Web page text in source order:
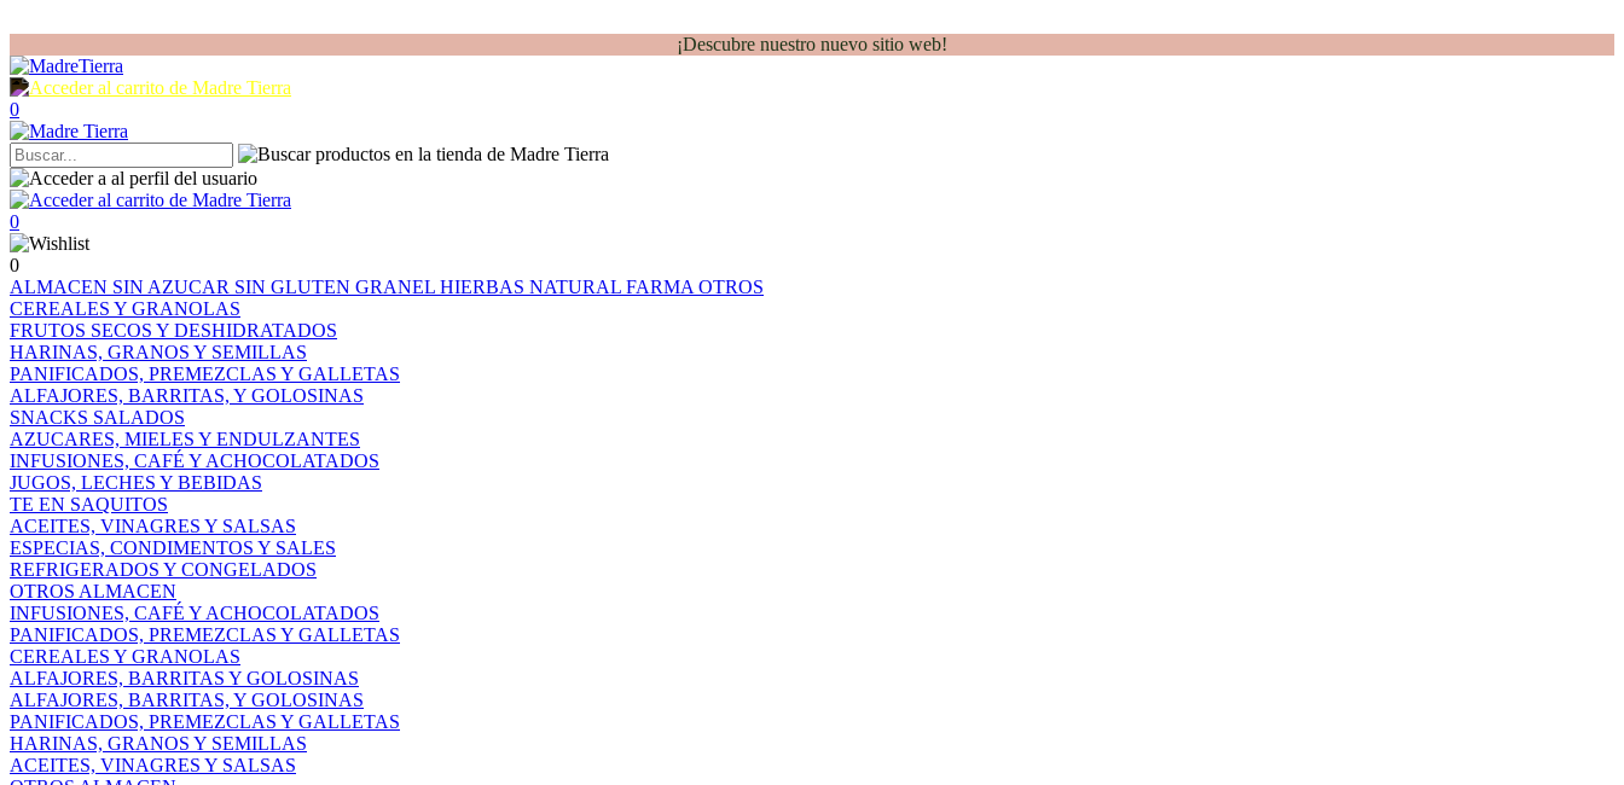
¡Descubre nuestro nuevo sitio web!
0
0
0
ALMACEN SIN AZUCAR SIN GLUTEN GRANEL HIERBAS NATURAL FARMA OTROS
CEREALES Y GRANOLAS
FRUTOS SECOS Y DESHIDRATADOS
HARINAS, GRANOS Y SEMILLAS
PANIFICADOS, PREMEZCLAS Y GALLETAS
ALFAJORES, BARRITAS, Y GOLOSINAS
SNACKS SALADOS
AZUCARES, MIELES Y ENDULZANTES
INFUSIONES, CAFÉ Y ACHOCOLATADOS
JUGOS, LECHES Y BEBIDAS
TE EN SAQUITOS
ACEITES, VINAGRES Y SALSAS
ESPECIAS, CONDIMENTOS Y SALES
REFRIGERADOS Y CONGELADOS
OTROS ALMACEN
INFUSIONES, CAFÉ Y ACHOCOLATADOS
PANIFICADOS, PREMEZCLAS Y GALLETAS
CEREALES Y GRANOLAS
ALFAJORES, BARRITAS Y GOLOSINAS
ALFAJORES, BARRITAS, Y GOLOSINAS
PANIFICADOS, PREMEZCLAS Y GALLETAS
HARINAS, GRANOS Y SEMILLAS
ACEITES, VINAGRES Y SALSAS